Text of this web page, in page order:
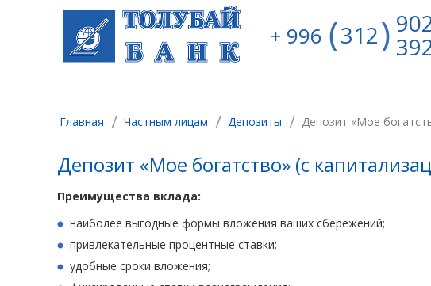
+ 996 312
Главная / Частным лицам / Депозиты / Депозит «Мое
Депозит «Мое богатство» (с
Преимущества вклада:
наиболее выгодные формы вложения ваших сбережений;
привлекательные процентные ставки;
удобные сроки вложения;